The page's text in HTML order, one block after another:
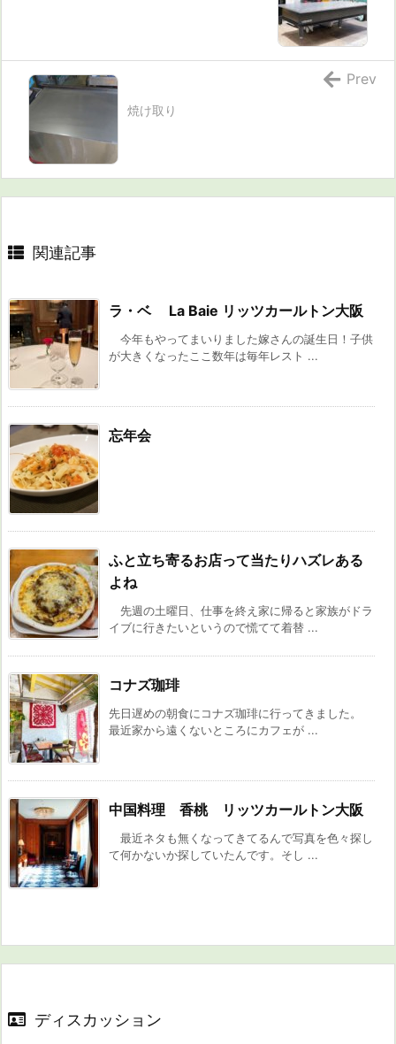
焼け取り
Prev
関連記事
ラ・ベ La Baie リッツカールトン大阪
今年もやってまいりました嫁さんの誕生日！子供
が大きくなったここ数年は毎年レスト ...
忘年会
ふと立ち寄るお店って当たりハズレある
よね
先週の土曜日、仕事を終え家に帰ると家族がドラ
イブに行きたいというので慌てて着替 ...
コナズ珈琲
先日遅めの朝食にコナズ珈琲に行ってきました。
最近家から遠くないところにカフェが ...
中国料理 香桃 リッツカールトン大阪
最近ネタも無くなってきてるんで写真を色々探し
て何かないか探していたんです。そし ...
ディスカッション